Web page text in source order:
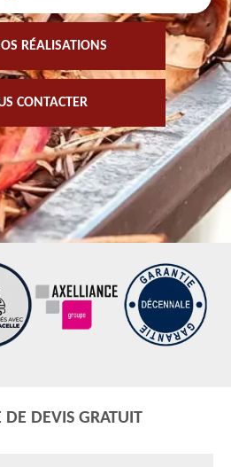
RÉALISATIONS
CONTACTER
DEVIS GRATUIT